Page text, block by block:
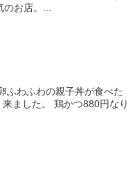
のお店。...
ふわふわの親子丼が食べた
ました。 鶏かつ880円なり